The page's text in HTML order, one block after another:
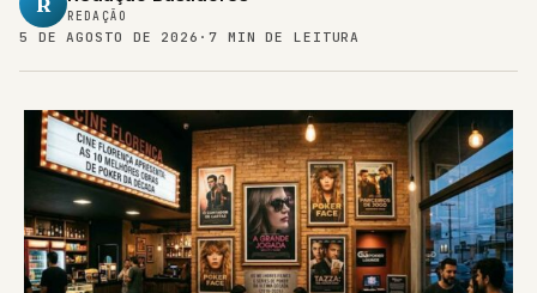
REDAÇÃO
5 DE AGOSTO DE 2026 · 7 MIN DE LEITURA